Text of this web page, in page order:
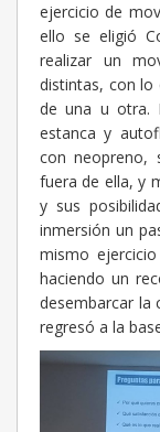
ejercicio de
ello se eligió
realizar un
distintas, con lo
de una u otra.
estanca y
con neopreno,
fuera de ella, y
y sus
inmersión un
mismo
haciendo un
desembarcar la
regresó a la